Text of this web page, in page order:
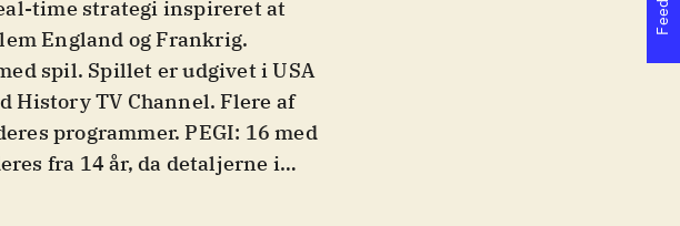
time strategi inspireret at
England og Frankrig.
spil. Spillet er udgivet i USA
History TV Channel. Flere af
programmer. PEGI: 16 med
fra 14 år, da detaljerne i